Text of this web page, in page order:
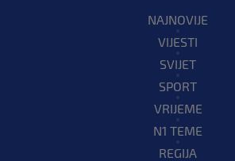
NAJNOVIJE
VIJESTI
SVIJET
SPORT
VRIJEME
N1 TEME
REGIJA